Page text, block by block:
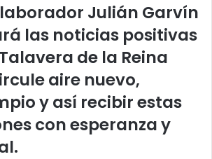
Julián Garvín
las noticias positivas
de la Reina
aire nuevo,
y así recibir estas
con esperanza y